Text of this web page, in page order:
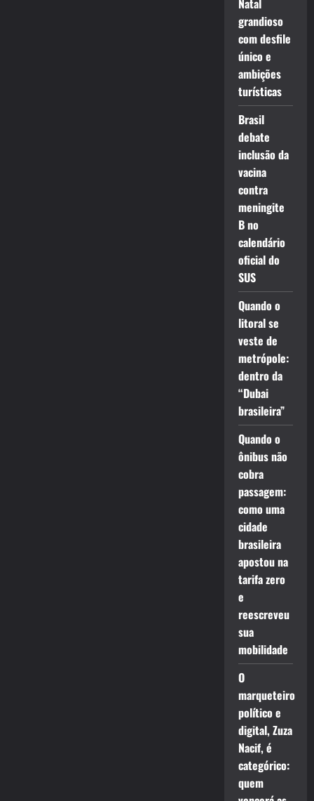
Natal
grandioso
com desfile
único e
ambições
turísticas
Brasil
debate
inclusão da
vacina
contra
meningite
B no
calendário
oficial do
SUS
Quando o
litoral se
veste de
metrópole:
dentro da
“Dubai
brasileira”
Quando o
ônibus não
cobra
passagem:
como uma
cidade
brasileira
apostou na
tarifa zero
e
reescreveu
sua
mobilidade
O
marqueteiro
político e
digital, Zuza
Nacif, é
categórico:
quem